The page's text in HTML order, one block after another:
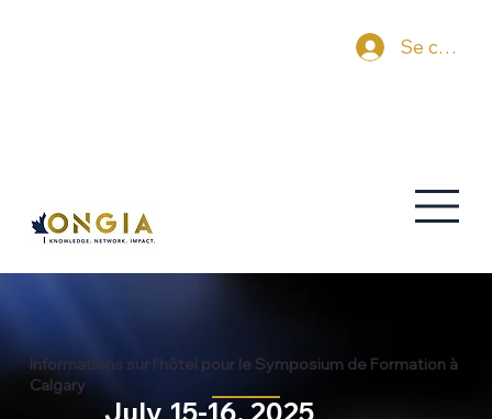
Se
Informations sur l'hôtel pour le Symposium de Formation à
Calgary
July 15-16, 2025